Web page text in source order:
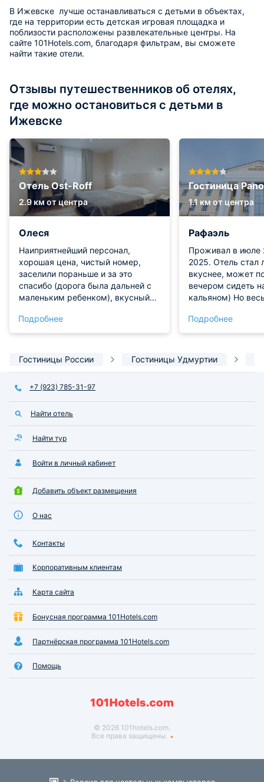
В Ижевске лучше останавливаться с детьми в объектах,
где на территории есть детская игровая площадка и
поблизости расположены развлекательные центры. На
сайте 101Hotels.com, благодаря фильтрам, вы сможете
найти такие отели.
Отзывы путешественников об отелях,
где можно остановиться с детьми в
Ижевске
Отель Ost-Roff
2.9 км от центра
Олеся
Наиприятнейший персонал,
хорошая цена, чистый номер,
заселили пораньше и за это
спасибо (дорога была дальней с
маленьким ребенком), вкусный
стола, хороший выбор обеда и
ужина за доп.плату, кулер на
качели, песочница, батут, мангал.
приятного персонала и вкусного
завтрака. Рекомендуем, если
возьмете номера минимум люкс.
Судя по отзывам там обстановка
лучше.
Подробнее
Гостиница
1.1 км от центра
Рафаэль
Проживал в июле
2025. Отель стал
вкуснее, может
вечером сидеть
кальяном) Но
Подробнее
Гостиницы России Гостиницы Удмуртии
+7 (923) 785-31-97
Найти отель
Найти тур
Войти в личный кабинет
Добавить объект размещения
О нас
Контакты
Корпоративным клиентам
Карта сайта
Бонусная программа 101Hotels.com
Партнёрская программа 101Hotels.com
Помощь
© 2026 101hotels.com.
Все права защищены.